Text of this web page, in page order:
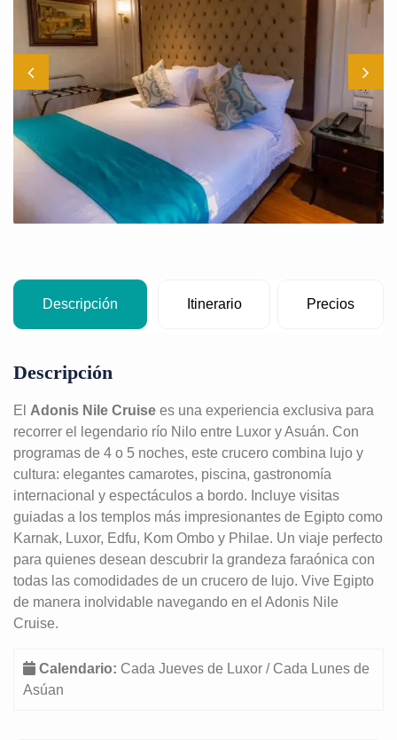
Descripción Itinerario Precios
Descripción
El Adonis Nile Cruise es una experiencia exclusiva para
recorrer el legendario río Nilo entre Luxor y Asuán. Con
programas de 4 o 5 noches, este crucero combina lujo y
cultura: elegantes camarotes, piscina, gastronomía
internacional y espectáculos a bordo. Incluye visitas
guiadas a los templos más impresionantes de Egipto como
Karnak, Luxor, Edfu, Kom Ombo y Philae. Un viaje perfecto
para quienes desean descubrir la grandeza faraónica con
todas las comodidades de un crucero de lujo. Vive Egipto
de manera inolvidable navegando en el Adonis Nile
Cruise.
Calendario: Cada Jueves de Luxor / Cada Lunes de
Asúan